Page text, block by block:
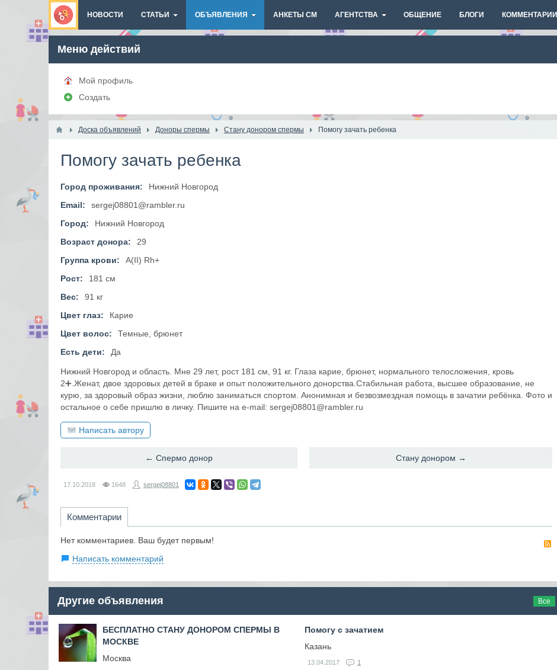
НОВОСТИ СТАТЬИ ОБЪЯВЛЕНИЯ АНКЕТЫ СМ АГЕНТСТВА ОБЩЕНИЕ БЛОГИ КОММЕНТАРИИ
Меню действий
Мой профиль
Создать
Доска объявлений Доноры спермы Стану донором спермы Помогу зачать ребенка
Помогу зачать ребенка
Город проживания:
Нижний Новгород
Email:
sergej08801@rambler.ru
Город:
Нижний Новгород
Возраст донора:
29
Группа крови:
A(II) Rh+
Рост:
181 см
Вес:
91 кг
Цвет глаз:
Карие
Цвет волос:
Темные, брюнет
Есть дети:
Да
Нижний Новгород и область. Мне 29 лет, рост 181 см, 91 кг. Глаза карие, брюнет, нормального телосложения, кровь
2➕.Женат, двое здоровых детей в браке и опыт положительного донорства.Стабильная работа, высшее образование, не
курю, за здоровый образ жизни, люблю заниматься спортом. Анонимная и безвозмездная помощь в зачатии ребёнка. Фото и
остальное о себе пришлю в личку. Пишите на e-mail: sergej08801@rambler.ru
Написать автору
← Спермо донор Стану донором →
17.10.2018 1648 sergej08801
Комментарии
Нет комментариев. Ваш будет первым!
Написать комментарий
Другие объявления Все
БЕСПЛАТНО СТАНУ ДОНОРОМ СПЕРМЫ В
МОСКВЕ
Москва
Помогу с зачатием
Казань
13.04.2017 1